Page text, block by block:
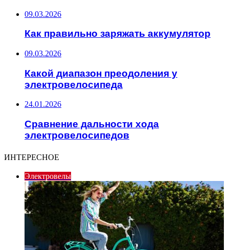
09.03.2026
Как правильно заряжать аккумулятор
09.03.2026
Какой диапазон преодоления у
электровелосипеда
24.01.2026
Сравнение дальности хода
электровелосипедов
ИНТЕРЕСНОЕ
Электровелы